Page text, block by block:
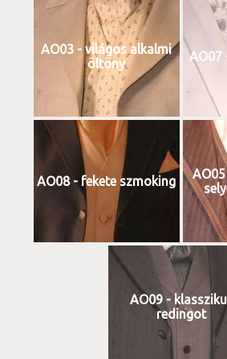
AO03 - világos alkalmi
öltöny
AO07
AO08 - fekete szmoking
AO09 -
redingot